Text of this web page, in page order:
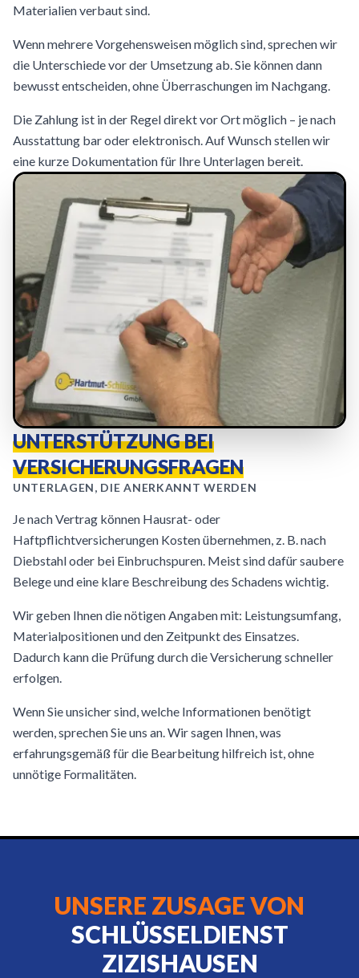
Materialien verbaut sind.
Wenn mehrere Vorgehensweisen möglich sind, sprechen wir
die Unterschiede vor der Umsetzung ab. Sie können dann
bewusst entscheiden, ohne Überraschungen im Nachgang.
Die Zahlung ist in der Regel direkt vor Ort möglich – je nach
Ausstattung bar oder elektronisch. Auf Wunsch stellen wir
eine kurze Dokumentation für Ihre Unterlagen bereit.
UNTERSTÜTZUNG BEI
VERSICHERUNGSFRAGEN
UNTERLAGEN, DIE ANERKANNT WERDEN
Je nach Vertrag können Hausrat- oder
Haftpflichtversicherungen Kosten übernehmen, z. B. nach
Diebstahl oder bei Einbruchspuren. Meist sind dafür saubere
Belege und eine klare Beschreibung des Schadens wichtig.
Wir geben Ihnen die nötigen Angaben mit: Leistungsumfang,
Materialpositionen und den Zeitpunkt des Einsatzes.
Dadurch kann die Prüfung durch die Versicherung schneller
erfolgen.
Wenn Sie unsicher sind, welche Informationen benötigt
werden, sprechen Sie uns an. Wir sagen Ihnen, was
erfahrungsgemäß für die Bearbeitung hilfreich ist, ohne
unnötige Formalitäten.
UNSERE ZUSAGE VON
SCHLÜSSELDIENST
ZIZISHAUSEN